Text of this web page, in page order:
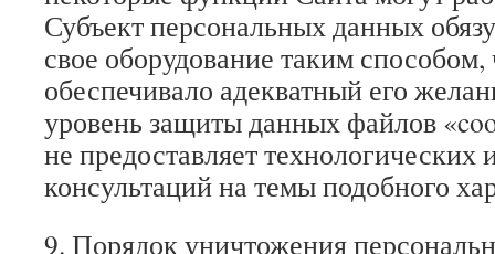
Субъект персональных данных
свое оборудование таким
обеспечивало адекватный его
уровень защиты данных файлов
не предоставляет технологических
консультаций на темы подобного
9. Порядок уничтожения